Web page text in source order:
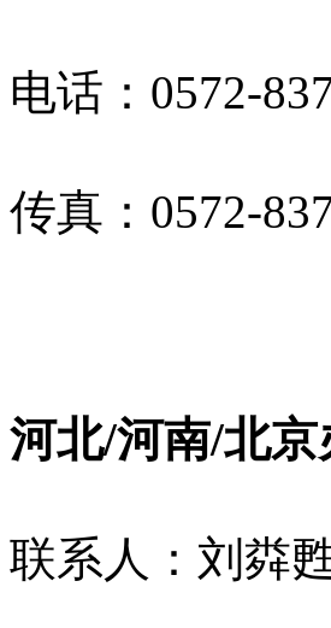
电话： 0572-
传真： 0572-
河北/河南/北京
联系人： 刘粦